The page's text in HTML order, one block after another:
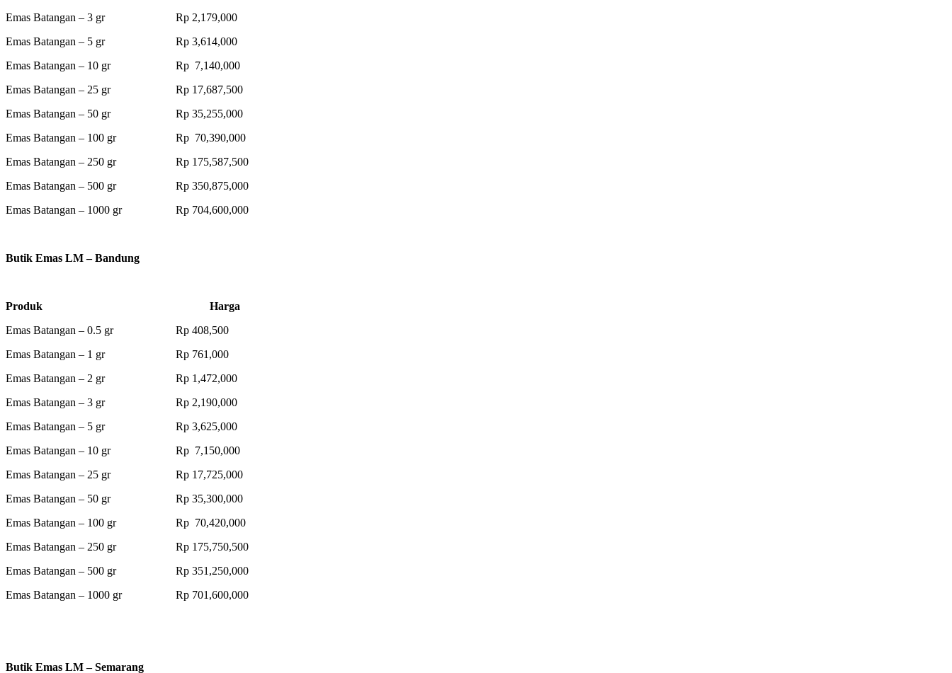
Emas Batangan – 3 gr Rp 2,179,000
Emas Batangan – 5 gr Rp 3,614,000
Emas Batangan – 10 gr Rp 7,140,000
Emas Batangan – 25 gr Rp 17,687,500
Emas Batangan – 50 gr Rp 35,255,000
Emas Batangan – 100 gr Rp 70,390,000
Emas Batangan – 250 gr Rp 175,587,500
Emas Batangan – 500 gr Rp 350,875,000
Emas Batangan – 1000 gr Rp 704,600,000
Butik Emas LM – Bandung
Produk Harga
Emas Batangan – 0.5 gr Rp 408,500
Emas Batangan – 1 gr Rp 761,000
Emas Batangan – 2 gr Rp 1,472,000
Emas Batangan – 3 gr Rp 2,190,000
Emas Batangan – 5 gr Rp 3,625,000
Emas Batangan – 10 gr Rp 7,150,000
Emas Batangan – 25 gr Rp 17,725,000
Emas Batangan – 50 gr Rp 35,300,000
Emas Batangan – 100 gr Rp 70,420,000
Emas Batangan – 250 gr Rp 175,750,500
Emas Batangan – 500 gr Rp 351,250,000
Emas Batangan – 1000 gr Rp 701,600,000
Butik Emas LM – Semarang